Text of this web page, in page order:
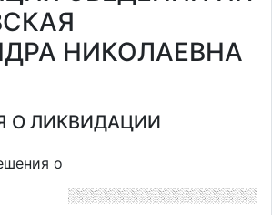
НИКОЛАЕВНА
О ЛИКВИДАЦИИ
о